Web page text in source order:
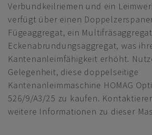
Verbundkeilriemen und ein
verfügt über einen
Fügeaggregat, ein
Eckenabrundungsaggregat, was
Kantenanleimfähigkeit erhöht.
Gelegenheit, diese doppelseitige
Kantenanleimmaschine HOMAG
526/9/A3/25 zu kaufen.
weitere Informationen zu dieser